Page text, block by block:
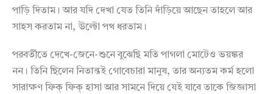
পাড়ি দিতাম। আর যদি দেখা যেত তিনি দাঁড়িয়ে আছেন তাহলে আর
সাহস করতাম না, উল্টো পথ ধরতাম।
পরবর্তীতে দেখে-জেনে-শুনে বুঝেছি মতি পাগলা মোটেও ভয়ঙ্কর
নন। তিনি ছিলেন নিতান্তই গোবেচারা মানুষ, তার অন্যতম কর্ম হলো
সারাক্ষণ ফিক্ ফিক্ হাসা আর সামনে দিয়ে যেই যাবে তাকে জিজ্ঞাসা